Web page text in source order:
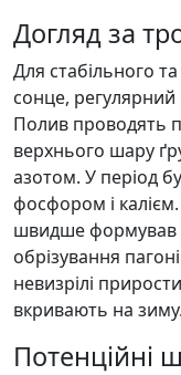
Догляд за
Для стабільного
сонце, регулярний
Полив проводять
верхнього шару
азотом. У період
фосфором і калієм.
швидше формував
обрізування
невизрілі
вкривають на зиму.
Потенційні